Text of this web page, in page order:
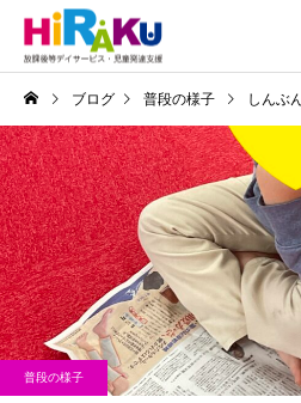
ブログ 普段の様子 しんぶんジ
普段の様子